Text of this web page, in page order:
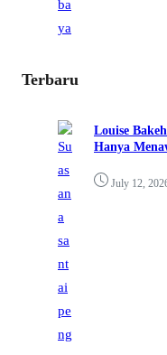
Terbaru
Louise
Hanya
July 12,